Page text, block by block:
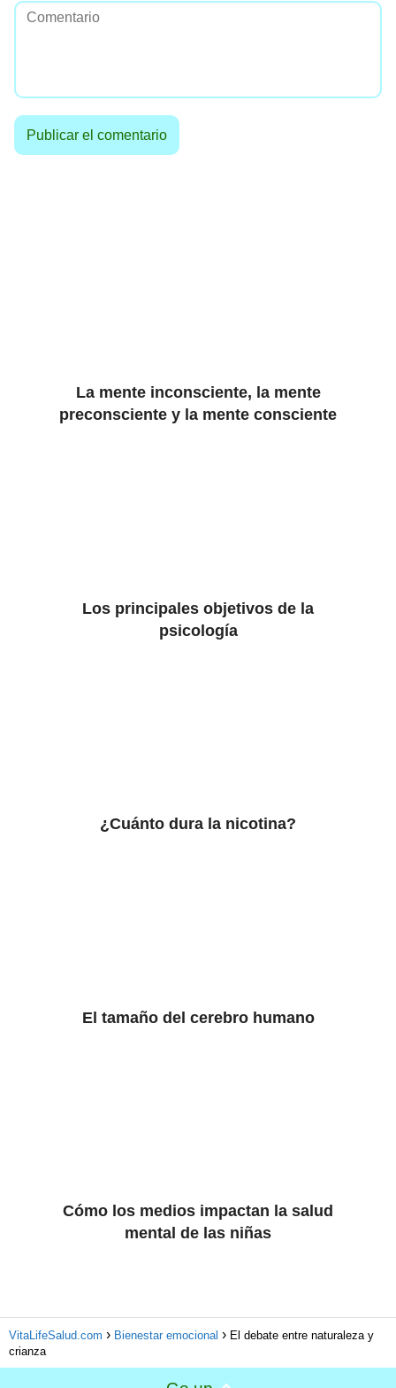
La mente inconsciente, la mente
preconsciente y la mente consciente
Los principales objetivos de la
psicología
¿Cuánto dura la nicotina?
El tamaño del cerebro humano
Cómo los medios impactan la salud
mental de las niñas
VitaLifeSalud.com Bienestar emocional
El debate entre naturaleza y
crianza